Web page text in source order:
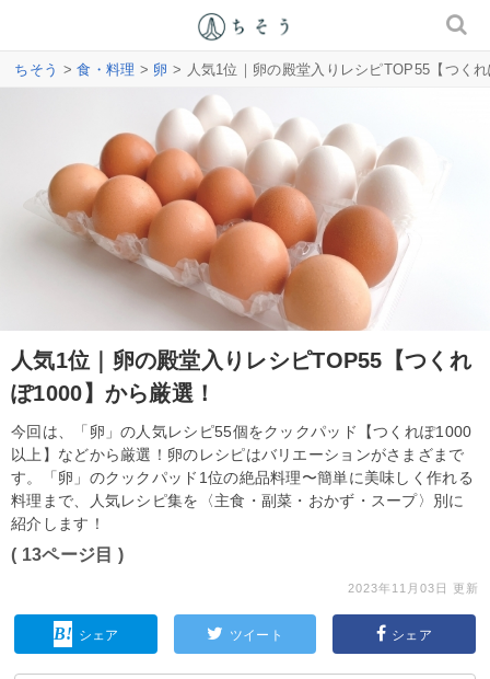
ちそう >食・料理 > 卵 > 人気1位｜卵の殿堂入りレシピTOP55【つく
人気1位｜卵の殿堂入りレシピTOP55【つくれ
ぽ1000】から厳選！
今回は、「卵」の人気レシピ55個をクックパッド【つくれぽ1000
以上】などから厳選！卵のレシピはバリエーションがさまざまで
す。「卵」のクックパッド1位の絶品料理〜簡単に美味しく作れる
料理まで、人気レシピ集を〈主食・副菜・おかず・スープ〉別に
紹介します！
( 13ページ目 )
2023年11月03日 更新
シェア ツイート シェア